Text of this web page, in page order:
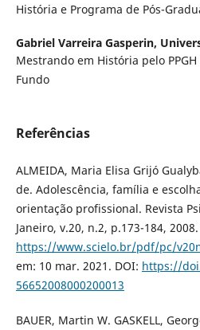
História e Programa de Pós-
Gabriel Varreira Gasperin,
Mestrando em História pelo
Fundo
Referências
ALMEIDA, Maria Elisa Grijó
de. Adolescência, família e
orientação profissional. Revista
Janeiro, v.20, n.2, p.173-184,
https://www.scielo.br/pdf/pc/
em: 10 mar. 2021. DOI: https://
56652008000200013
BAUER, Martin W. GASKELL,